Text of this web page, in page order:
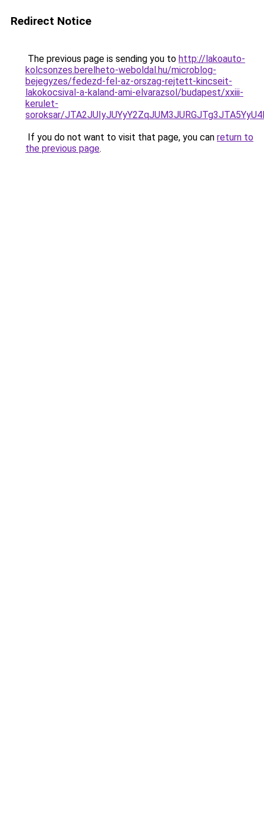
Redirect Notice
The previous page is sending you to http://lakoauto-
kolcsonzes.berelheto-weboldal.hu/microblog-
bejegyzes/fedezd-fel-az-orszag-rejtett-kincseit-
lakokocsival-a-kaland-ami-elvarazsol/budapest/xxiii-
kerulet-
soroksar/
If you do not want to visit that page, you can return to
the previous page.